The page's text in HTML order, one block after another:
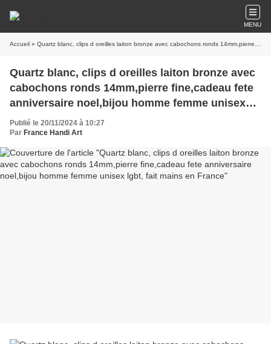
MENU
Accueil » Quartz blanc, clips d oreilles laiton bronze avec cabochons ronds 14mm,pierre fine,cadeau fete anniversaire noel,bijou homme femme unisex lgbt, fait mains en France
Quartz blanc, clips d oreilles laiton bronze avec
cabochons ronds 14mm,pierre fine,cadeau fete
anniversaire noel,bijou homme femme unisex
lgbt, fait mains en France
Publié le 20/11/2024 à 10:27
Par France Handi Art